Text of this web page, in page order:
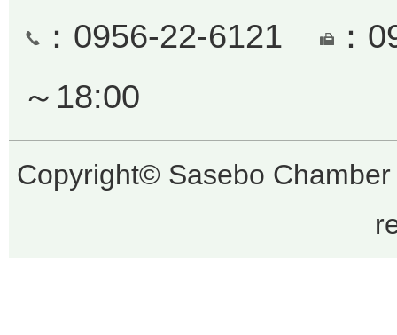
：0956-22-6121
：
～18:00
Copyright© Sasebo